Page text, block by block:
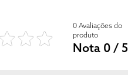
0 Avaliações do
produto
Nota 0 / 5